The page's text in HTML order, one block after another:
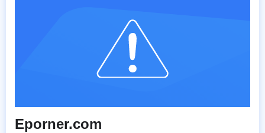
Eporner.com